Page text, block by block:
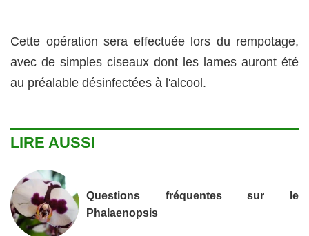
Cette opération sera effectuée lors du rempotage,
avec de simples ciseaux dont les lames auront été
au préalable désinfectées à l'alcool.
LIRE AUSSI
Questions fréquentes sur le
Phalaenopsis